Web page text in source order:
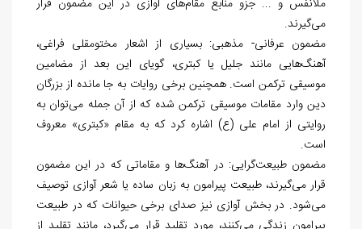
ملانفس و ... جزو منابع مقام‌های آوازی در این مضمون قرار
می‌گیرند.
مضمون عرفانی- مذهبی: بسیاری از اشعار مختومقلی فراغی،
آهنگ‌هایی مانند جلیل یا کبتری، گویای این بعد از مضامین
موسیقی ترکمن است. همچنین برخی روایات به جا مانده از بزرگان
دین وارد مقامات موسیقی ترکمن شده که از آن جمله می‌توان به
روایتی از امام علی (ع) اشاره کرد که به مقام «کبتری» معروف
است.
مضمون طبیعت‌گرایی: در آهنگ‌ها و مقاماتی که در این مضمون
قرار می‌گیرند، طبیعت پیرامون به زبان ساده یا شعر آوازی توصیف
می‌شود. در بخش آوازی نیز صدای برخی حیوانات که در طبیعت